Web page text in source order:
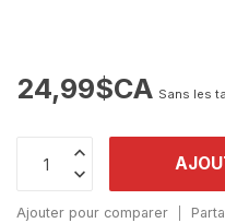
24,99$CA Sans les
Ajouter pour comparer